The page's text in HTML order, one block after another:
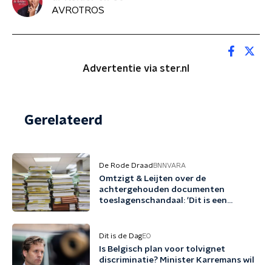
AVROTROS
Advertentie via ster.nl
Gerelateerd
De Rode Draad BNNVARA
Omtzigt & Leijten over de
achtergehouden documenten
toeslagenschandaal: 'Dit is een
Dit is de DagEO
Is Belgisch plan voor tolvignet
discriminatie? Minister Karremans wil